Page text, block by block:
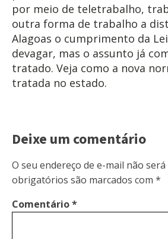
por meio de teletrabalho,
outra forma de trabalho a
Alagoas o cumprimento da
devagar, mas o assunto já
tratado. Veja como a nova
tratada no estado.
Deixe um comentário
O seu endereço de e-mail não
obrigatórios são marcados com *
Comentário*